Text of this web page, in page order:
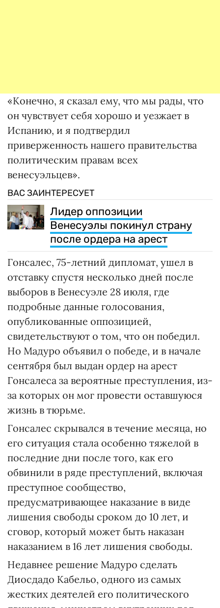
«Конечно, я сказал ему, что мы рады, что
он чувствует себя хорошо и уезжает в
Испанию, и я подтвердил
приверженность нашего правительства
политическим правам всех
венесуэльцев».
ВАС ЗАИНТЕРЕСУЕТ
Лидер оппозиции
Венесуэлы покинул страну
после ордера на арест
Гонсалес, 75-летний дипломат, ушел в
отставку спустя несколько дней после
выборов в Венесуэле 28 июля, где
подробные данные голосования,
опубликованные оппозицией,
свидетельствуют о том, что он победил.
Но Мадуро объявил о победе, и в начале
сентября был выдан ордер на арест
Гонсалеса за вероятные преступления, из-
за которых он мог провести оставшуюся
жизнь в тюрьме.
Гонсалес скрывался в течение месяца, но
его ситуация стала особенно тяжелой в
последние дни после того, как его
обвинили в ряде преступлений, включая
преступное сообщество,
предусматривающее наказание в виде
лишения свободы сроком до 10 лет, и
сговор, который может быть наказан
наказанием в 16 лет лишения свободы.
Недавнее решение Мадуро сделать
Диосдадо Кабельо, одного из самых
жестких деятелей его политического